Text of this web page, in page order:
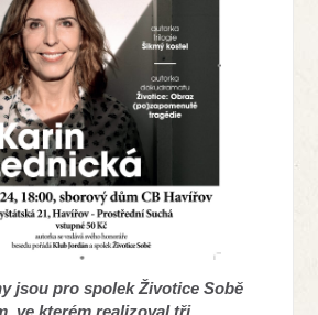
jsou pro spolek Životice Sobě
ve kterém realizoval tři